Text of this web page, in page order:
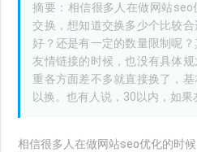
摘要：相信很多人在做网站
交换，想知道交换多少个比较
好？还是有一定的数量限制呢
友情链接的时候，也没有具体
重各方面差不多就直接换了，
以换。也有人说，30以内，如果
相信很多人在做网站seo优化的时